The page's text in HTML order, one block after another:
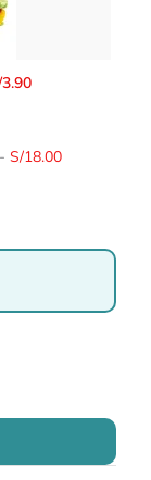
3.90
- S/18.00